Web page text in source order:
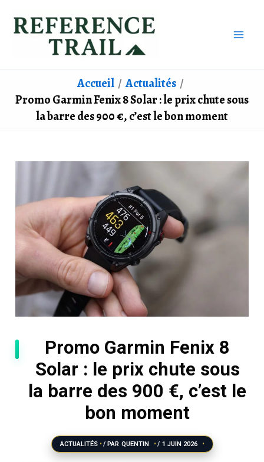
Accueil
Actualités
Promo Garmin Fenix 8 Solar : le prix chute sous
la barre des 900 €, c’est le bon moment
Promo Garmin Fenix 8
Solar : le prix chute sous
la barre des 900 €, c’est le
bon moment
ACTUALITÉS / PAR QUENTIN / 1 JUIN 2026